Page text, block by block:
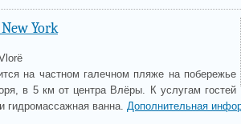
York
на частном галечном пляже на побережье
в 5 км от центра Влёры. К услугам гостей
гидромассажная ванна. Дополнительная